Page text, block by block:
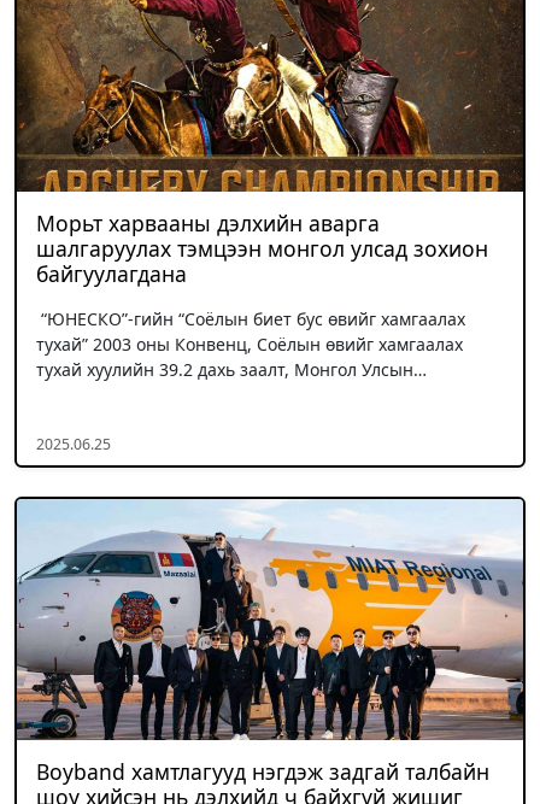
Морьт харвааны дэлхийн аварга
шалгаруулах тэмцээн монгол улсад зохион
байгуулагдана
“ЮНЕСКО”-гийн “Соёлын биет бус өвийг хамгаалах
тухай” 2003 оны Конвенц, Соёлын өвийг хамгаалах
тухай хуулийн 39.2 дахь заалт, Монгол Улсын…
2025.06.25
Boyband хамтлагууд нэгдэж задгай талбайн
шоу хийсэн нь дэлхийд ч байхгүй жишиг